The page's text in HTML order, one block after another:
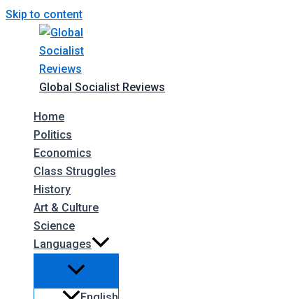
Skip to content
Global Socialist Reviews
Home
Politics
Economics
Class Struggles
History
Art & Culture
Science
Languages